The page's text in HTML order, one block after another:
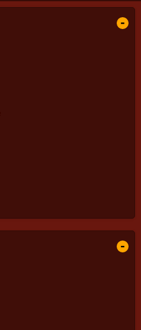
-
-